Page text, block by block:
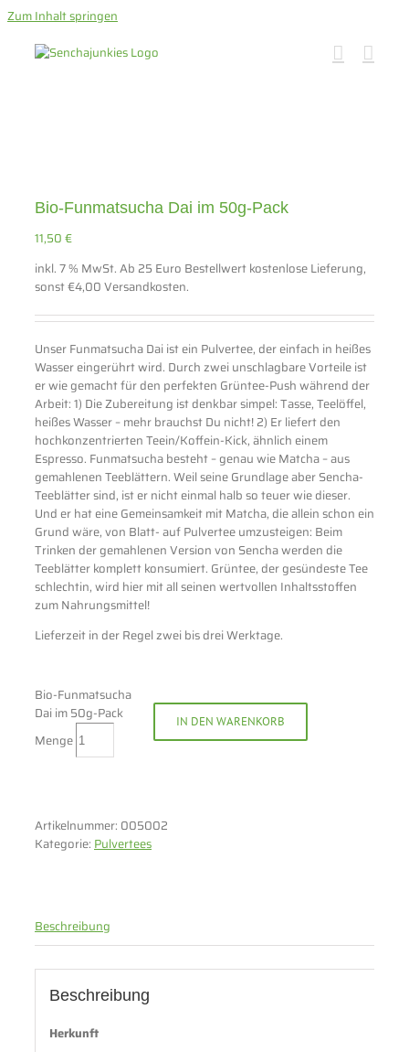
Zum Inhalt springen
Bio-Funmatsucha Dai im 50g-Pack
11,50€
inkl. 7 % MwSt.Ab 25 Euro Bestellwert kostenlose Lieferung,
sonst €4,00 Versandkosten.
Unser Funmatsucha Dai ist ein Pulvertee, der einfach in heißes
Wasser eingerührt wird. Durch zwei unschlagbare Vorteile ist
er wie gemacht für den perfekten Grüntee-Push während der
Arbeit: 1) Die Zubereitung ist denkbar simpel: Tasse, Teelöffel,
heißes Wasser – mehr brauchst Du nicht! 2) Er liefert den
hochkonzentrierten Teein/Koffein-Kick, ähnlich einem
Espresso. Funmatsucha besteht – genau wie Matcha – aus
gemahlenen Teeblättern. Weil seine Grundlage aber Sencha-
Teeblätter sind, ist er nicht einmal halb so teuer wie dieser.
Und er hat eine Gemeinsamkeit mit Matcha, die allein schon ein
Grund wäre, von Blatt- auf Pulvertee umzusteigen: Beim
Trinken der gemahlenen Version von Sencha werden die
Teeblätter komplett konsumiert. Grüntee, der gesündeste Tee
schlechtin, wird hier mit all seinen wertvollen Inhaltsstoffen
zum Nahrungsmittel!
Lieferzeit in der Regel zwei bis drei Werktage.
Bio-Funmatsucha
Dai im 50g-Pack
Menge
IN DEN WARENKORB
Artikelnummer: 005002
Kategorie: Pulvertees
Beschreibung
Beschreibung
Herkunft